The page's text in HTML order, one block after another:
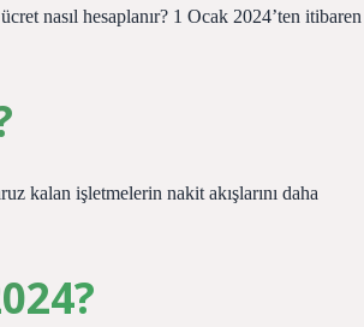
nasıl hesaplanır? 1 Ocak 2024’ten itibaren
kalan işletmelerin nakit akışlarını daha